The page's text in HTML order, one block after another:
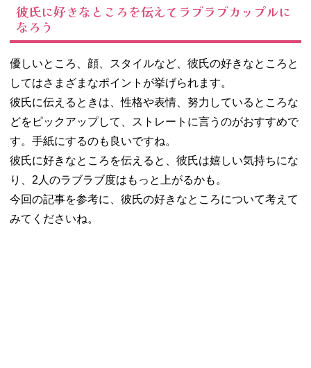
彼氏に好きなところを伝えてラブラブカップルに
なろう
優しいところ、顔、スタイルなど、彼氏の好きなところと
してはさまざまなポイントが挙げられます。
彼氏に伝えるときは、性格や表情、努力しているところな
どをピックアップして、ストレートに言うのがおすすめで
す。手紙にするのも良いですね。
彼氏に好きなところを伝えると、彼氏は嬉しい気持ちにな
り、2人のラブラブ度はもっと上がるかも。
今回の記事を参考に、彼氏の好きなところについて考えて
みてくださいね。